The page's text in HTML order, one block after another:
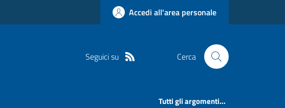
Accedi all'area personale
Seguici su Cerca
Tutti gli argomenti...